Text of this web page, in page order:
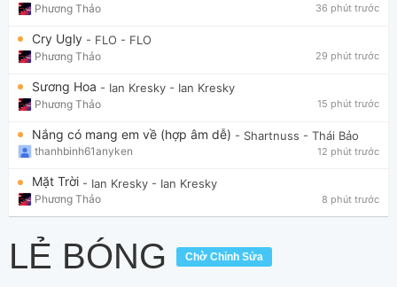
Phương Thảo 36 phút trước
Cry Ugly - FLO - FLO
Phương Thảo 29 phút trước
Sương Hoa - Ian Kresky - Ian Kresky
Phương Thảo 15 phút trước
Nắng có mang em về (hợp âm dễ) - Shartnuss - Thái Bảo
thanhbinh61anyken 12 phút trước
Mặt Trời - Ian Kresky - Ian Kresky
Phương Thảo 8 phút trước
LẺ BÓNG Chờ Chỉnh Sửa